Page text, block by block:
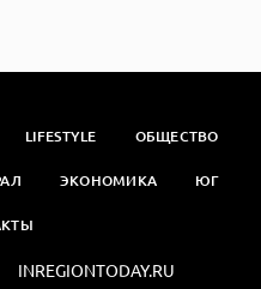
LIFESTYLE ОБЩЕСТВО
ЭКОНОМИКА ЮГ